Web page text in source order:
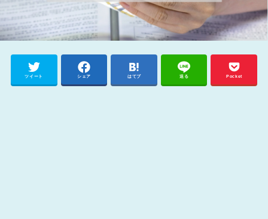
ツイート シェア はてブ 送る Pocket